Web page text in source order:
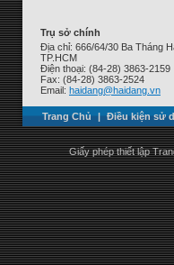
Trụ sở chính
Địa chỉ: 666/64/30 Ba Tháng
TP.HCM
Điện thoại: (84-28) 3863-2159
Fax: (84-28) 3863-2524
Email: haidang@haidang.vn
Trang Chủ | Điều kiện sử
Giấy phép thiết lập